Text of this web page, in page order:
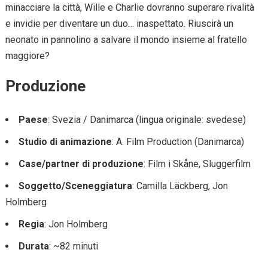
minacciare la città, Wille e Charlie dovranno superare rivalità
e invidie per diventare un duo… inaspettato. Riuscirà un
neonato in pannolino a salvare il mondo insieme al fratello
maggiore?
Produzione
Paese: Svezia / Danimarca (lingua originale: svedese)
Studio di animazione: A. Film Production (Danimarca)
Case/partner di produzione: Film i Skåne, Sluggerfilm
Soggetto/Sceneggiatura: Camilla Läckberg, Jon
Holmberg
Regia: Jon Holmberg
Durata: ~82 minuti